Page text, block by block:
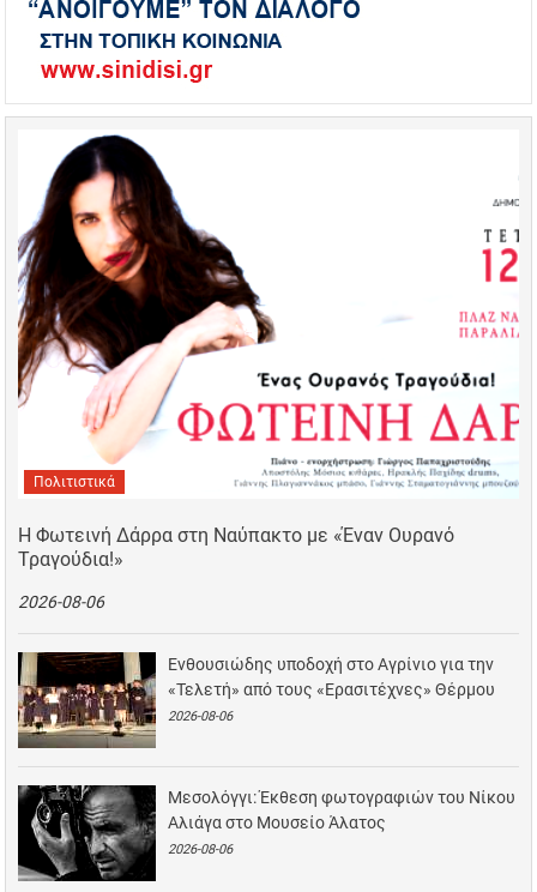
Πολιτιστικά
Η Φωτεινή Δάρρα στη Ναύπακτο με «Έναν Ουρανό
Τραγούδια!»
2026-08-06
Ενθουσιώδης υποδοχή στο Αγρίνιο για την
«Τελετή» από τους «Ερασιτέχνες» Θέρμου
2026-08-06
Μεσολόγγι: Έκθεση φωτογραφιών του Νίκου
Αλιάγα στο Μουσείο Άλατος
2026-08-06